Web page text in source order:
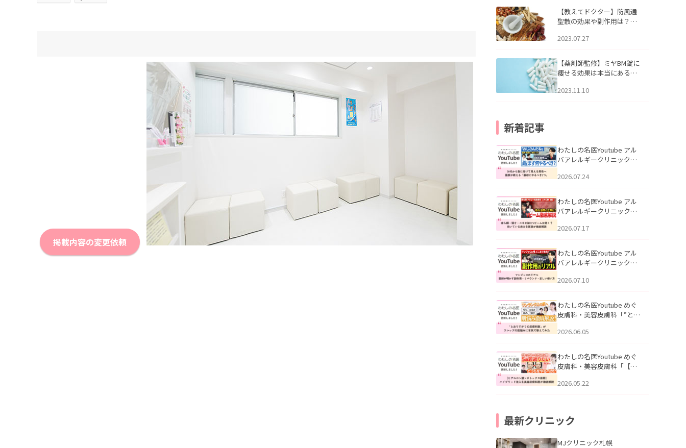
掲載内容の変更依頼
【教えてドクター】防風通
聖散の効果や副作用は？長
2023.07.27
【薬剤師監修】ミヤBM錠に
痩せる効果は本当にある
2023.11.10
新着記事
わたしの名医Youtube アル
バアレルギークリニック札
える男性へ｜医師が教える
公開いたしました。
2026.07.24
わたしの名医Youtube アル
バアレルギークリニック札
跡にVビームは効く？向いて
説」を公開いたしました。
2026.07.17
わたしの名医Youtube アル
バアレルギークリニック札
医師が明かす副作用・リバ
公開いたしました。
2026.07.10
わたしの名医Youtube めぐ
皮膚科・美容皮膚科「”とお
ッズの肌悩みに本気で答え
た。
2026.06.05
わたしの名医Youtube めぐ
皮膚科・美容皮膚科「【ヒ
用】ハイブリッド注入を美
2026.05.22
最新クリニック
MJクリニック札幌